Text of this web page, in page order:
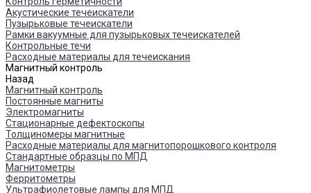
Акустические течеискатели
Пузырьковые течеискатели
Рамки вакуумные для пузырьковых течеискателей
Контрольные течи
Расходные материалы для течеискания
Магнитный контроль
Назад
Магнитный контроль
Постоянные магниты
Электромагниты
Стационарные дефектоскопы
Толщиномеры магнитные
Расходные материалы для магнитопорошкового контроля
Стандартные образцы по МПД
Магнитометры
Ферритометры
Ультрафиолетовые лампы для МПД